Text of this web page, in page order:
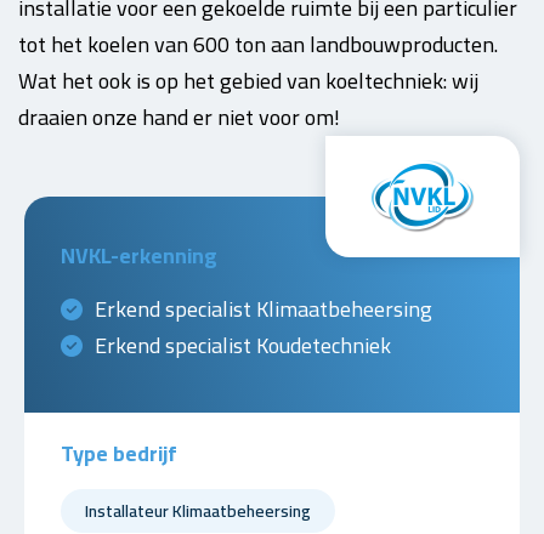
tot het koelen van 600 ton aan landbouwproducten.
Wat het ook is op het gebied van koeltechniek: wij
draaien onze hand er niet voor om!
NVKL-erkenning
Erkend specialist Klimaatbeheersing
Erkend specialist Koudetechniek
Type bedrijf
Installateur Klimaatbeheersing